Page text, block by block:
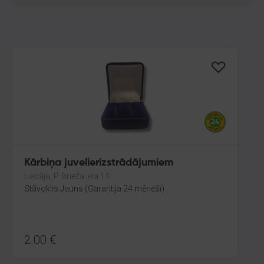
Kārbiņa juvelierizstrādājumiem
Liepāja, P. Brieža iela 14
Stāvoklis Jauns (Garantija 24 mēneši)
2.00 €